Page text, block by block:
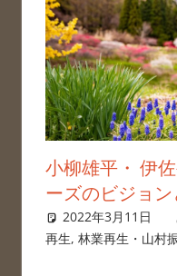
小柳雄平・ 伊
ーズのビジョ
2022年3月11日
再生, 林業再生・山村